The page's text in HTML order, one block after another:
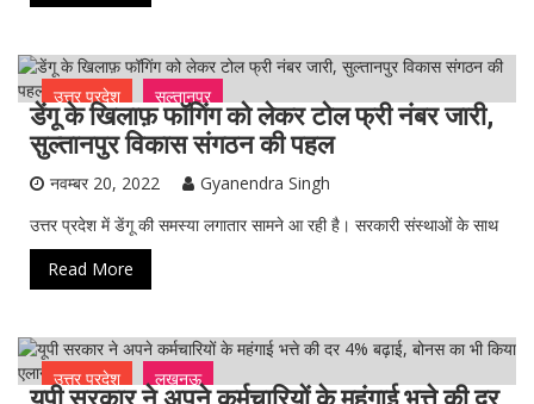
उत्तर प्रदेश सुल्तानपुर
डेंगू के खिलाफ़ फॉगिंग को लेकर टोल फ्री नंबर जारी,
सुल्तानपुर विकास संगठन की पहल
नवम्बर 20, 2022
Gyanendra Singh
उत्तर प्रदेश में डेंगू की समस्या लगातार सामने आ रही है। सरकारी संस्थाओं के साथ
Read More
उत्तर प्रदेश लखनऊ